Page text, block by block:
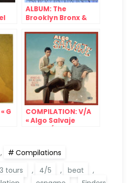
ALBUM: The
Brooklyn Bronx &
B., B. & Q. Band »
(Capitol, 1981)
G
COMPILATION: V/A
« Algo Salvaje
,
Compilations
tours , 4/5 , beat
,